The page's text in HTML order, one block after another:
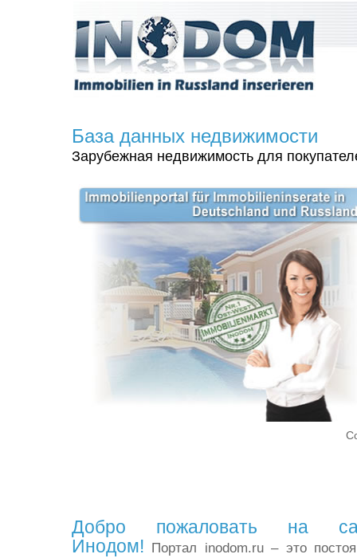
База данных недвижимости
Зарубежная недвижимость для
Добро пожаловать на
Инодом! Портал inodom.ru – это